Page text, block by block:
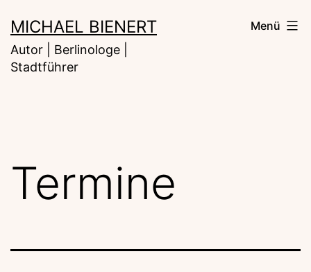
Inhalt
springen
MICHAEL BIENERT
Autor | Berlinologe |
Stadtführer
Menü
Termine